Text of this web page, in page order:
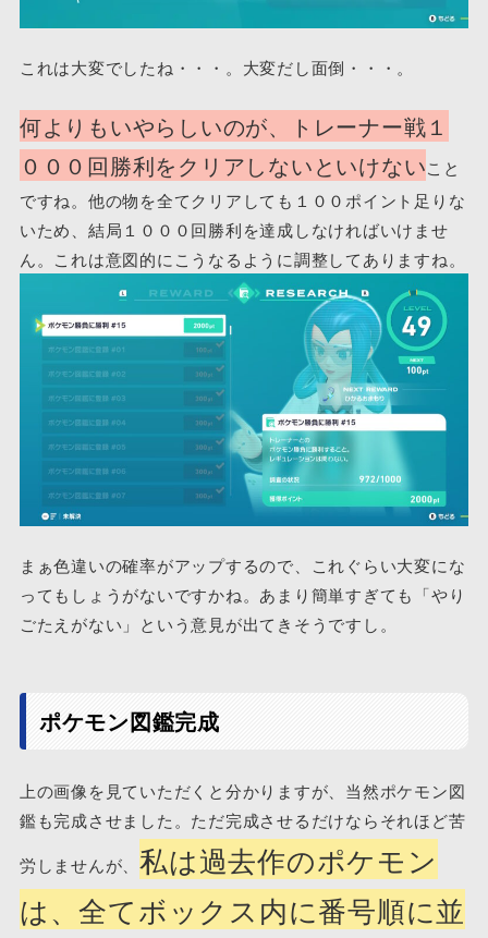
これは大変でしたね・・・。大変だし面倒・・・。
何よりもいやらしいのが、トレーナー戦１
０００回勝利をクリアしないといけないこと
ですね。他の物を全てクリアしても１００ポイント足りな
いため、結局１０００回勝利を達成しなければいけませ
ん。これは意図的にこうなるように調整してありますね。
まぁ色違いの確率がアップするので、これぐらい大変にな
ってもしょうがないですかね。あまり簡単すぎても「やり
ごたえがない」という意見が出てきそうですし。
ポケモン図鑑完成
上の画像を見ていただくと分かりますが、当然ポケモン図
鑑も完成させました。ただ完成させるだけならそれほど苦
労しませんが、私は過去作のポケモン
は、全てボックス内に番号順に並